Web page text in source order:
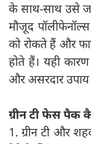
के साथ-साथ उसे
मौजूद
को रोकते हैं और
होते हैं। यही
और असरदार उपाय
ग्रीन टी फेस पैक
1. ग्रीन टी और